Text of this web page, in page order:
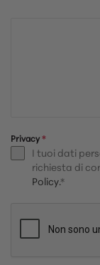
Privacy *
I tuoi dati
richiesta di
Policy.*